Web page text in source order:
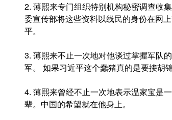
2. 薄熙来专门组织特别机构秘密调查收
委宣传部将这些资料以线民的身份在网
平。
3. 薄熙来不止一次地对他谈过掌握军队
军。 如果习近平这个蠢猪真的是要接胡
4. 薄熙来曾经不止一次地表示温家宝是
辈。中国的希望就在他身上。